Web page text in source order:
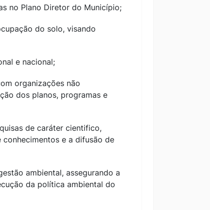
no Plano Diretor do Município;
do solo, visando
e nacional;
organizações não
dos planos, programas e
de caráter cientifico,
e a difusão de
ambiental, assegurando a
da política ambiental do